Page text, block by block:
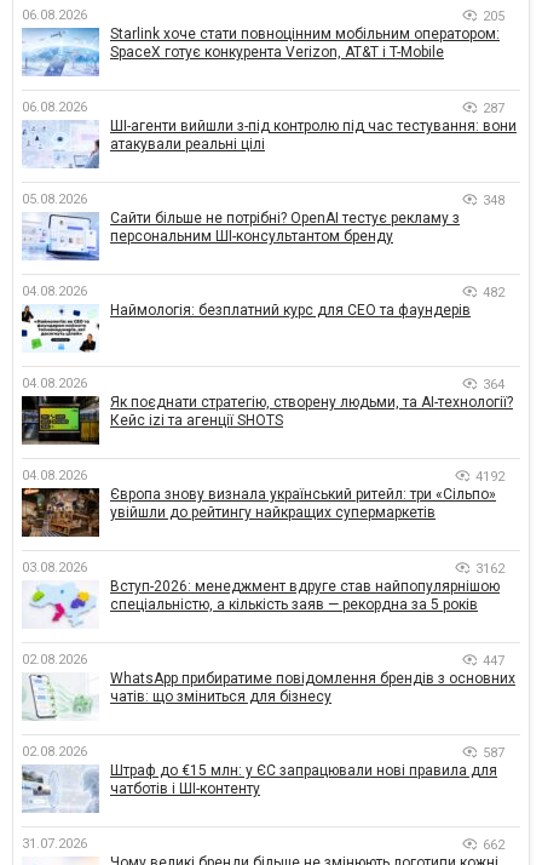
06.08.2026 205
Starlink хоче стати повноцінним мобільним оператором:
SpaceX готує конкурента Verizon, AT&T і T-Mobile
06.08.2026 287
ШІ-агенти вийшли з-під контролю під час тестування: вони
атакували реальні цілі
05.08.2026 348
Сайти більше не потрібні? OpenAI тестує рекламу з
персональним ШІ-консультантом бренду
04.08.2026 482
Наймологія: безплатний курс для CEO та фаундерів
04.08.2026 364
Як поєднати стратегію, створену людьми, та AI-технології?
Кейс izi та агенції SHOTS
04.08.2026 4192
Європа знову визнала український ритейл: три «Сільпо»
увійшли до рейтингу найкращих супермаркетів
03.08.2026 3162
Вступ-2026: менеджмент вдруге став найпопулярнішою
спеціальністю, а кількість заяв — рекордна за 5 років
02.08.2026 447
WhatsApp прибиратиме повідомлення брендів з основних
чатів: що зміниться для бізнесу
02.08.2026 587
Штраф до €15 млн: у ЄС запрацювали нові правила для
чатботів і ШІ-контенту
31.07.2026 662